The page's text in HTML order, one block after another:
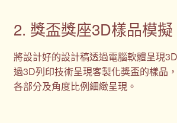
2. 獎盃獎座3D樣品模擬
將設計好的設計稿透過電腦軟體呈現
過3D列印技術呈現客製化獎盃的樣品
各部分及角度比例細緻呈現。